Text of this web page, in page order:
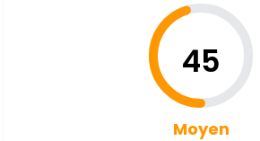
45
Moyen